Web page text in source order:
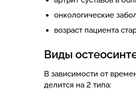
онкологические
возраст пациента
Виды
В зависимости от
делится на 2 типа: